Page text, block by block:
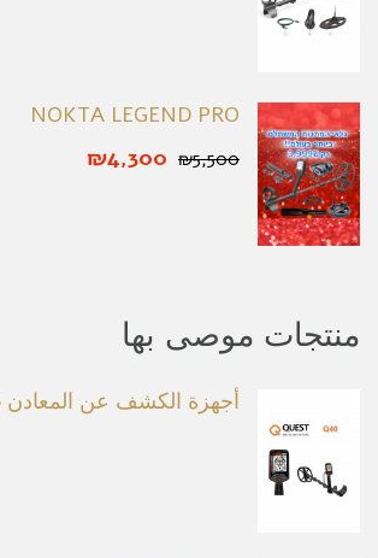
NOKTA LEGEND PRO
₪5,500
₪4,300
منتجات موصى بها
أجهزة الكشف عن المعادن QUEST Q40